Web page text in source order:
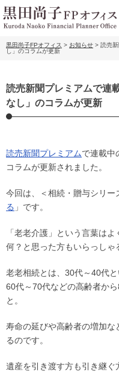
黒田尚子FPオフィス > お知らせ > 読売
し」のコラムが更新
読売新聞プレミアムで連
なし」のコラムが更新
読売新聞プレミアムで連載中
コラムが更新されました。
今回は、＜相続・贈与シリー
る 」です。
「老老介護」という言葉は
何？と思った方もいらっしゃ
老老相続とは、30代～40代
60代～70代などの高齢者か
と。
寿命の延びや高齢者の増加
るのです。
遺産を引き渡す方も引き継ぐ